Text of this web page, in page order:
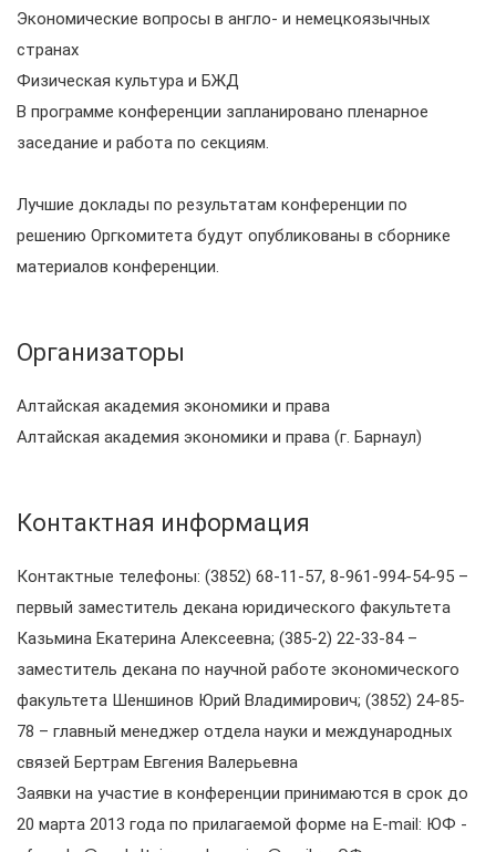
Экономические вопросы в англо- и немецкоязычных
странах
Физическая культура и БЖД
В программе конференции запланировано пленарное
заседание и работа по секциям.
Лучшие доклады по результатам конференции по
решению Оргкомитета будут опубликованы в сборнике
материалов конференции.
Организаторы
Алтайская академия экономики и права
Алтайская академия экономики и права (г. Барнаул)
Контактная информация
Контактные телефоны: (3852) 68-11-57, 8-961-994-54-95 –
первый заместитель декана юридического факультета
Казьмина Екатерина Алексеевна; (385-2) 22-33-84 –
заместитель декана по научной работе экономического
факультета Шеншинов Юрий Владимирович; (3852) 24-85-
78 – главный менеджер отдела науки и международных
связей Бертрам Евгения Валерьевна
Заявки на участие в конференции принимаются в срок до
20 марта 2013 года по прилагаемой форме на E-mail: ЮФ -